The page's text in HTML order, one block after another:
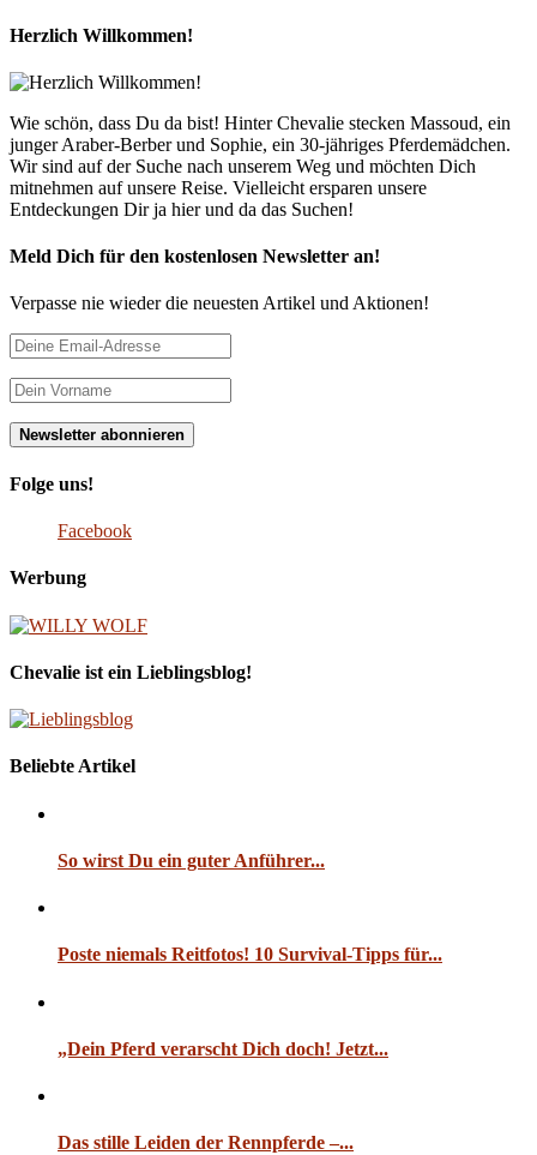
Herzlich Willkommen!
Wie schön, dass Du da bist! Hinter Chevalie stecken Massoud, ein
junger Araber-Berber und Sophie, ein 30-jähriges Pferdemädchen.
Wir sind auf der Suche nach unserem Weg und möchten Dich
mitnehmen auf unsere Reise. Vielleicht ersparen unsere
Entdeckungen Dir ja hier und da das Suchen!
Meld Dich für den kostenlosen Newsletter an!
Verpasse nie wieder die neuesten Artikel und Aktionen!
Folge uns!
Facebook
Werbung
Chevalie ist ein Lieblingsblog!
Beliebte Artikel
So wirst Du ein guter Anführer...
Poste niemals Reitfotos! 10 Survival-Tipps für...
„Dein Pferd verarscht Dich doch! Jetzt...
Das stille Leiden der Rennpferde –...